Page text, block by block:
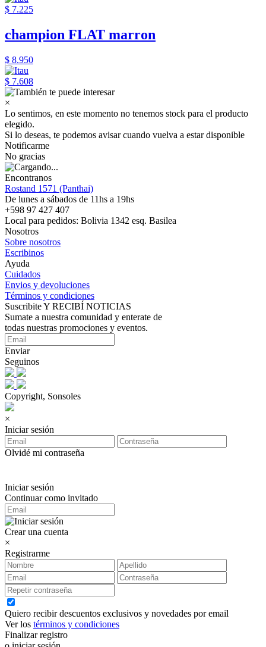
$ 7.225
champion FLAT marron
$ 8.950
$ 7.608
×
Lo sentimos, en este momento no tenemos stock para el producto
elegido.
Si lo deseas, te podemos avisar cuando vuelva a estar disponible
Notificarme
No gracias
Encontranos
Rostand 1571 (Panthai)
De lunes a sábados de 11hs a 19hs
+598 97 427 407
Local para pedidos: Bolivia 1342 esq. Basilea
Nosotros
Sobre nosotros
Escribinos
Ayuda
Cuidados
Envios y devoluciones
Términos y condiciones
Suscribite Y RECIBÍ NOTICIAS
Sumate a nuestra comunidad y enterate de
todas nuestras promociones y eventos.
Enviar
Seguinos
Copyright, Sonsoles
×
Iniciar sesión
Olvidé mi contraseña
Iniciar sesión
Continuar como invitado
Crear una cuenta
×
Registrarme
Quiero recibir descuentos exclusivos y novedades por email
Ver los términos y condiciones
Finalizar registro